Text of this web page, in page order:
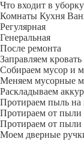
Что входит в уборку
Регу­лярная
Гене­ральная
После ремонта
Заправляем кровать
Собираем мусор и
Меняем мусорные
Раскладываем
Протираем пыль на
Протираем от пыли
Протираем от пыли
Моем дверные